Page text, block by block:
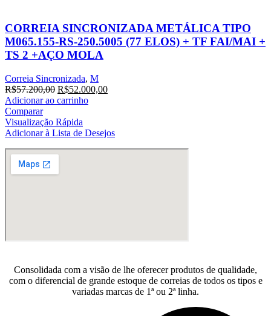
CORREIA SINCRONIZADA METÁLICA TIPO
M065.155-RS-250.5005 (77 ELOS) + TF FAI/MAI +
TS 2 +AÇO MOLA
Correia Sincronizada, M
R$57.200,00 O
preço
era:
R$57.200,00.
R$52.000,00O
R$52.000,00.
Adicionar ao carrinho
Comparar
Visualização Rápida
Adicionar à Lista de Desejos
Consolidada com a visão de lhe oferecer produtos de qualidade,
com o diferencial de grande estoque de correias de todos os tipos e
variadas marcas de 1ª ou 2ª linha.